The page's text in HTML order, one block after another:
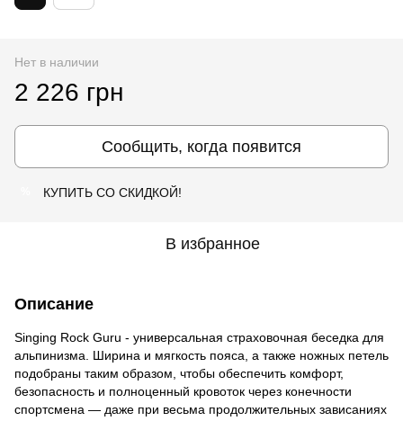
Нет в наличии
2 226 грн
Сообщить, когда появится
КУПИТЬ СО СКИДКОЙ!
В избранное
Описание
Singing Rock Guru - универсальная страховочная беседка для
альпинизма. Ширина и мягкость пояса, а также ножных петель
подобраны таким образом, чтобы обеспечить комфорт,
безопасность и полноценный кровоток через конечности
спортсмена — даже при весьма продолжительных зависаниях